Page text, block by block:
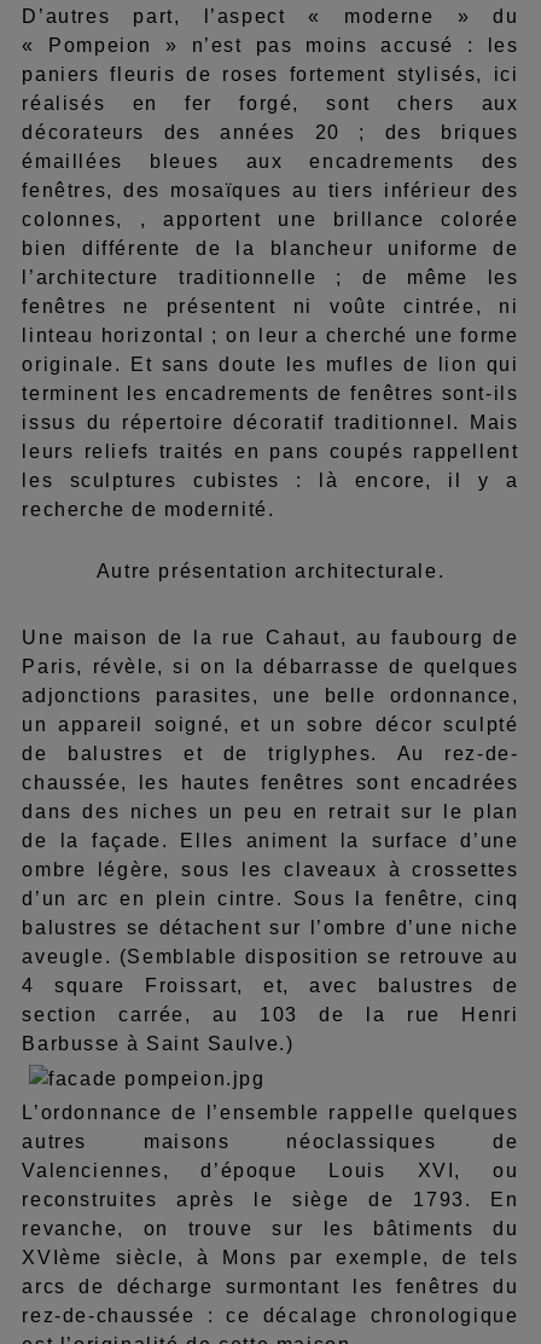
D’autres part, l’aspect « moderne » du
« Pompeion » n’est pas moins accusé : les
paniers fleuris de roses fortement stylisés, ici
réalisés en fer forgé, sont chers aux
décorateurs des années 20 ; des briques
émaillées bleues aux encadrements des
fenêtres, des mosaïques au tiers inférieur des
colonnes, , apportent une brillance colorée
bien différente de la blancheur uniforme de
l’architecture traditionnelle ; de même les
fenêtres ne présentent ni voûte cintrée, ni
linteau horizontal ; on leur a cherché une forme
originale. Et sans doute les mufles de lion qui
terminent les encadrements de fenêtres sont-ils
issus du répertoire décoratif traditionnel. Mais
leurs reliefs traités en pans coupés rappellent
les sculptures cubistes : là encore, il y a
recherche de modernité.
Autre présentation architecturale.
Une maison de la rue Cahaut, au faubourg de
Paris, révèle, si on la débarrasse de quelques
adjonctions parasites, une belle ordonnance,
un appareil soigné, et un sobre décor sculpté
de balustres et de triglyphes. Au rez-de-
chaussée, les hautes fenêtres sont encadrées
dans des niches un peu en retrait sur le plan
de la façade. Elles animent la surface d’une
ombre légère, sous les claveaux à crossettes
d’un arc en plein cintre. Sous la fenêtre, cinq
balustres se détachent sur l’ombre d’une niche
aveugle. (Semblable disposition se retrouve au
4 square Froissart, et, avec balustres de
section carrée, au 103 de la rue Henri
Barbusse à Saint Saulve.)
L’ordonnance de l’ensemble rappelle quelques
autres maisons néoclassiques de
Valenciennes, d’époque Louis XVI, ou
reconstruites après le siège de 1793. En
revanche, on trouve sur les bâtiments du
XVIème siècle, à Mons par exemple, de tels
arcs de décharge surmontant les fenêtres du
rez-de-chaussée : ce décalage chronologique